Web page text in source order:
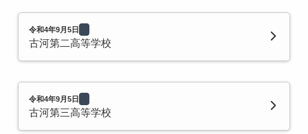
令和4年9月5日
古河第二高等学校
令和4年9月5日
古河第三高等学校